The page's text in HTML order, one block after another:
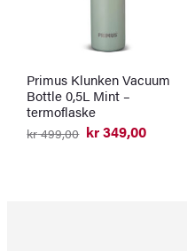
Primus Klunken Vacuum
Bottle 0,5L Mint –
termoflaske
kr499,00
Opprinnelig
kr349,00
Nåværende